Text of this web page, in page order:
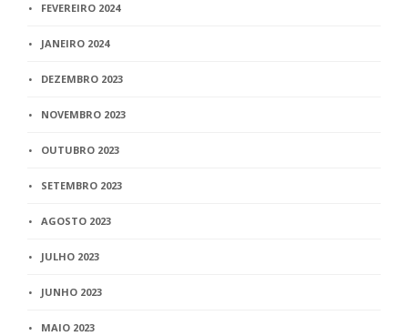
FEVEREIRO 2024
JANEIRO 2024
DEZEMBRO 2023
NOVEMBRO 2023
OUTUBRO 2023
SETEMBRO 2023
AGOSTO 2023
JULHO 2023
JUNHO 2023
MAIO 2023